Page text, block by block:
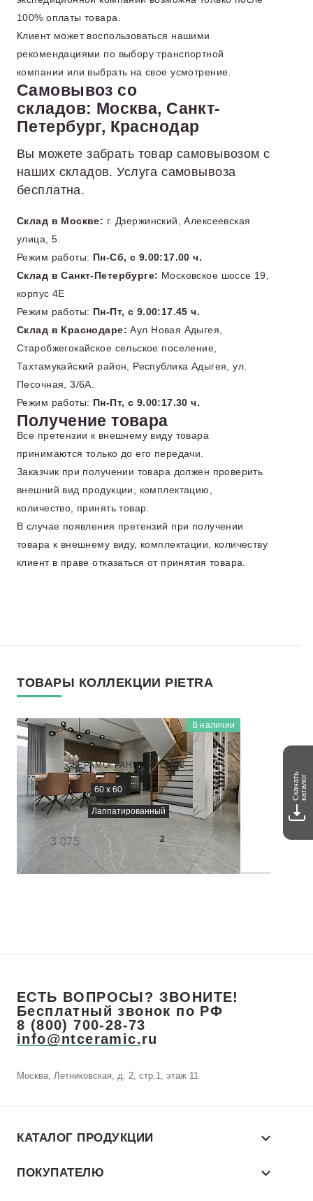
100% оплаты товара.
Клиент может воспользоваться нашими
рекомендациями по выбору транспортной
компании или выбрать на свое усмотрение.
Самовывоз со
складов: Москва, Санкт-
Петербург, Краснодар
Вы можете забрать товар самовывозом с
наших складов. Услуга самовывоза
бесплатна.
Склад в Москве: г. Дзержинский, Алексеевская
улица, 5.
Режим работы: Пн-Сб, с 9.00:17.00 ч.
Склад в Санкт-Петербурге: Московское шоссе 19,
корпус 4Е
Режим работы: Пн-Пт, с 9.00:17.45 ч.
Склад в Краснодаре: Аул Новая Адыгея,
Старобжегокайское сельское поселение,
Тахтамукайский район, Республика Адыгея, ул.
Песочная, 3/6А.
Режим работы: Пн-Пт, с 9.00:17.30 ч.
Получение товара
Все претензии к внешнему виду товара
принимаются только до его передачи.
Заказчик при получении товара должен проверить
внешний вид продукции, комплектацию,
количество, принять товар.
В случае появления претензий при получении
товара к внешнему виду, комплектации, количеству
клиент в праве отказаться от принятия товара.
ТОВАРЫ КОЛЛЕКЦИИ PIETRA
В наличии
PIETRA
PT6NTT1102L
КЕРАМОГРАНИТ NTT1102
60 x 60 60 x 120
Лаппатированный
3 075 1 800 ₽/м2 -41%
Скачатькаталог
ЕСТЬ ВОПРОСЫ? ЗВОНИТЕ!
Бесплатный звонок по РФ
8 (800) 700-28-73
info@ntceramic.ru
Москва, Летниковская, д. 2, стр.1, этаж 11
КАТАЛОГ ПРОДУКЦИИ
ПОКУПАТЕЛЮ